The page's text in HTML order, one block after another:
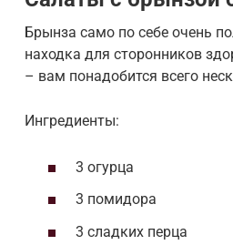
Брынза само по себе очень
находка для сторонников
– вам понадобится всего
Ингредиенты:
3 огурца
3 помидора
3 сладких перца